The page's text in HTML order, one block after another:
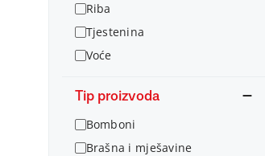
Riba
Tjestenina
Voće
Tip proizvoda
Bomboni
Brašna i mješavine